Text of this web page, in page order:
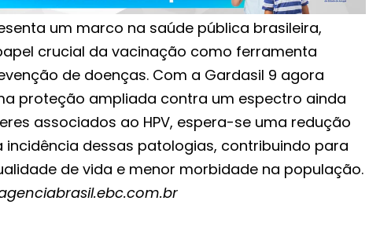
um marco na saúde pública brasileira,
crucial da vacinação como ferramenta
de doenças. Com a Gardasil 9 agora
proteção ampliada contra um espectro ainda
associados ao HPV, espera-se uma redução
incidência dessas patologias, contribuindo para
de vida e menor morbidade na população.